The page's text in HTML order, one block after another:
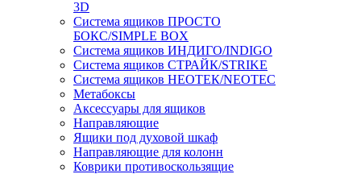
3D
Система ящиков ПРОСТО
БОКС/SIMPLE BOX
Система ящиков ИНДИГО/INDIGO
Система ящиков СТРАЙК/STRIKE
Система ящиков НЕОТЕК/NEOTEC
Метабоксы
Аксессуары для ящиков
Направляющие
Ящики под духовой шкаф
Направляющие для колонн
Коврики противоскользящие